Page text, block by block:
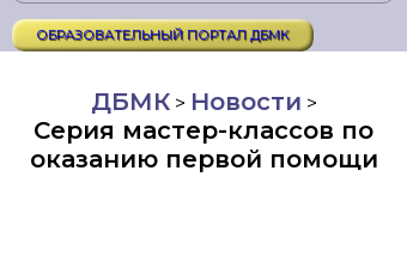
ОБРАЗОВАТЕЛЬНЫЙ ПОРТАЛ ДБМК
ДБМК> Новости >
Серия мастер-классов по
оказанию первой помощи